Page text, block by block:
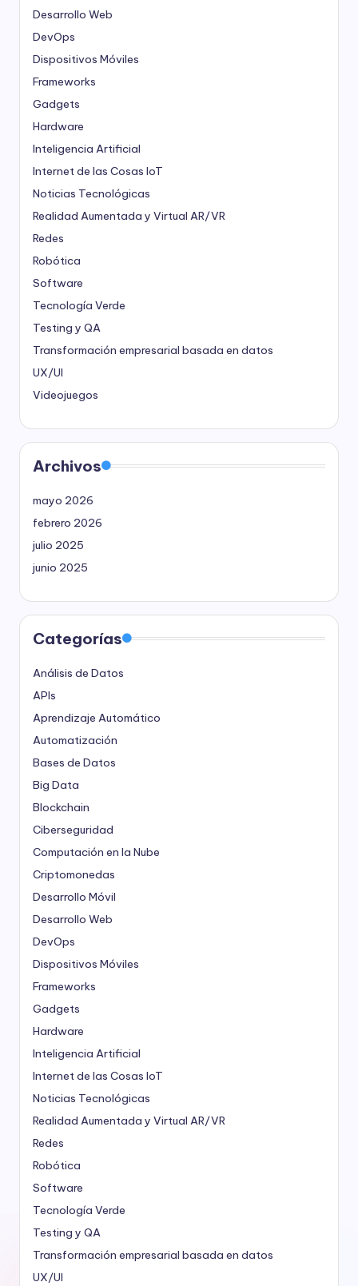
Desarrollo Web
DevOps
Dispositivos Móviles
Frameworks
Gadgets
Hardware
Inteligencia Artificial
Internet de las Cosas IoT
Noticias Tecnológicas
Realidad Aumentada y Virtual AR/VR
Redes
Robótica
Software
Tecnología Verde
Testing y QA
Transformación empresarial basada en datos
UX/UI
Videojuegos
Archivos
mayo 2026
febrero 2026
julio 2025
junio 2025
Categorías
Análisis de Datos
APIs
Aprendizaje Automático
Automatización
Bases de Datos
Big Data
Blockchain
Ciberseguridad
Computación en la Nube
Criptomonedas
Desarrollo Móvil
Desarrollo Web
DevOps
Dispositivos Móviles
Frameworks
Gadgets
Hardware
Inteligencia Artificial
Internet de las Cosas IoT
Noticias Tecnológicas
Realidad Aumentada y Virtual AR/VR
Redes
Robótica
Software
Tecnología Verde
Testing y QA
Transformación empresarial basada en datos
UX/UI